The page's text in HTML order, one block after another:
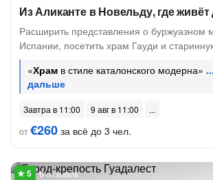
Из Аликанте в Новельду, где живёт
Расширить представления о буржуазном
Испании, посетить храм Гауди и
«Храм в стиле каталонского модерна»
Завтра в 11:00
9 авг в 11:00
от€260 за всё до 3 чел.
6 отзывов